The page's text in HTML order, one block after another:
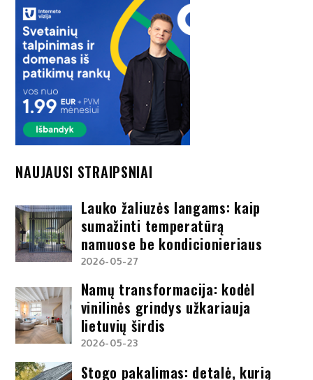
NAUJAUSI STRAIPSNIAI
Lauko žaliuzės langams: kaip
sumažinti temperatūrą
namuose be kondicionieriaus
2026-05-27
Namų transformacija: kodėl
vinilinės grindys užkariauja
lietuvių širdis
2026-05-23
Stogo pakalimas: detalė, kurią